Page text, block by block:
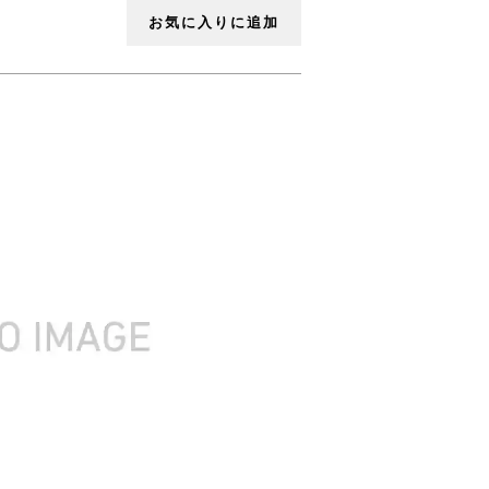
お気に入りに追加